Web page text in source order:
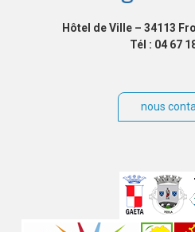
Hôtel de Ville – 34113
Tél : 04 67
nous